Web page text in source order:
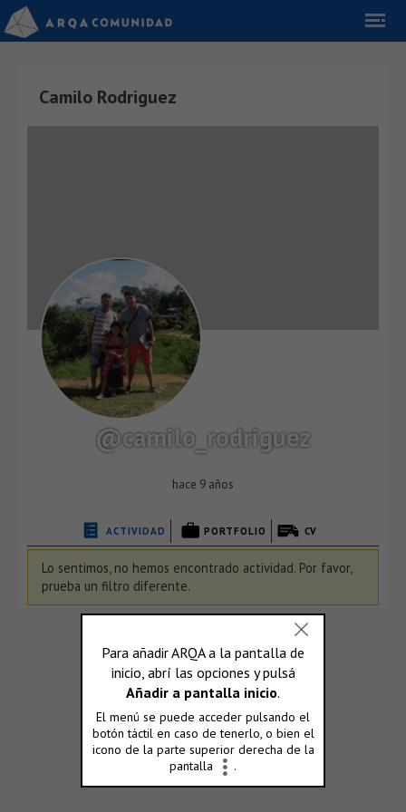
Camilo Rodriguez
@camilo_rodriguez
hace 9 años
ACTIVIDAD PORTFOLIO CV
Lo sentimos, no hemos encontrado actividad. Por favor,
prueba un filtro diferente.